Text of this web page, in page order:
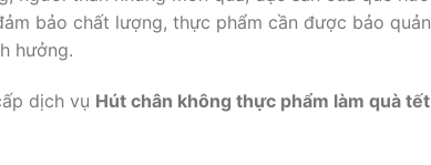
bảo chất lượng, thực phẩm cần được bảo
hưởng.
dịch vụ Hút chân không thực phẩm làm quà